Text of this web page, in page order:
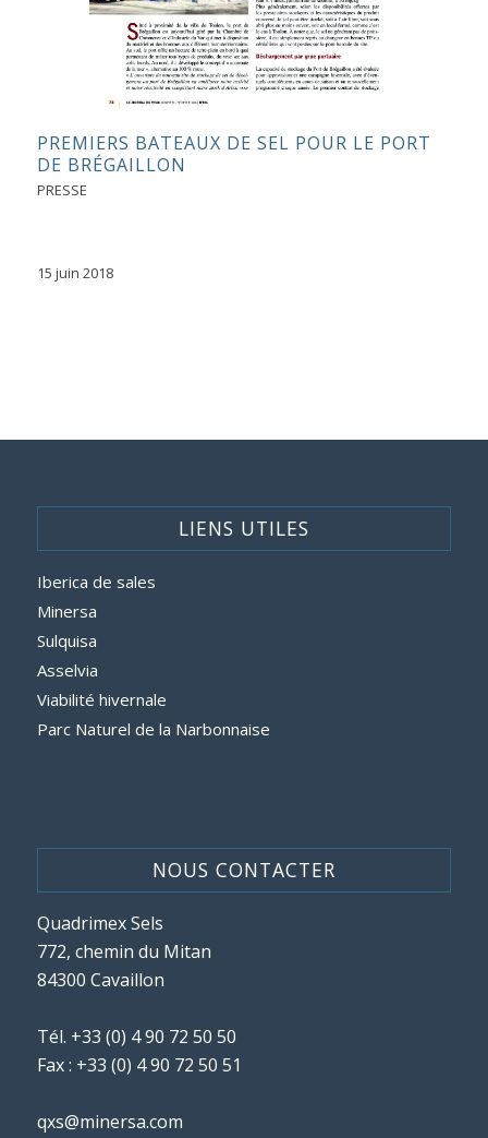
PREMIERS BATEAUX DE SEL POUR LE PORT
DE BRÉGAILLON
PRESSE
15 juin 2018
LIENS UTILES
Iberica de sales
Minersa
Sulquisa
Asselvia
Viabilité hivernale
Parc Naturel de la Narbonnaise
NOUS CONTACTER
Quadrimex Sels
772, chemin du Mitan
84300 Cavaillon
Tél. +33 (0) 4 90 72 50 50
Fax : +33 (0) 4 90 72 50 51
qxs@minersa.com